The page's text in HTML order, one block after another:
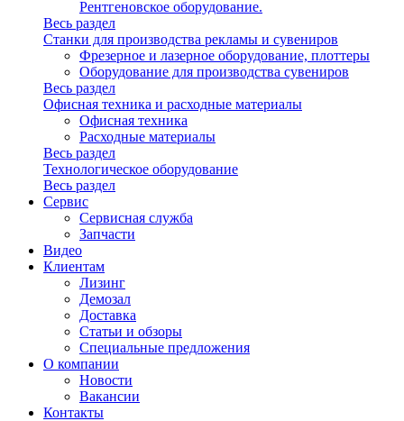
Рентгеновское оборудование.
Весь раздел
Станки для производства рекламы и сувениров
Фрезерное и лазерное оборудование, плоттеры
Оборудование для производства сувениров
Весь раздел
Офисная техника и расходные материалы
Офисная техника
Расходные материалы
Весь раздел
Технологическое оборудование
Весь раздел
Сервис
Сервисная служба
Запчасти
Видео
Клиентам
Лизинг
Демозал
Доставка
Статьи и обзоры
Специальные предложения
О компании
Новости
Вакансии
Контакты